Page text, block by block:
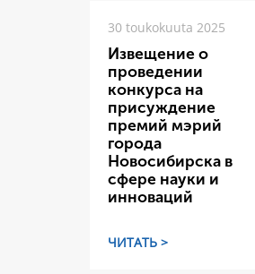
30 toukokuuta 2025
Извещение о
проведении
конкурса на
присуждение
премий мэрий
города
Новосибирска в
сфере науки и
инноваций
ЧИТАТЬ >